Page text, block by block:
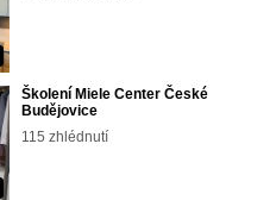
Školení Miele Center České
Budějovice
115 zhlédnutí